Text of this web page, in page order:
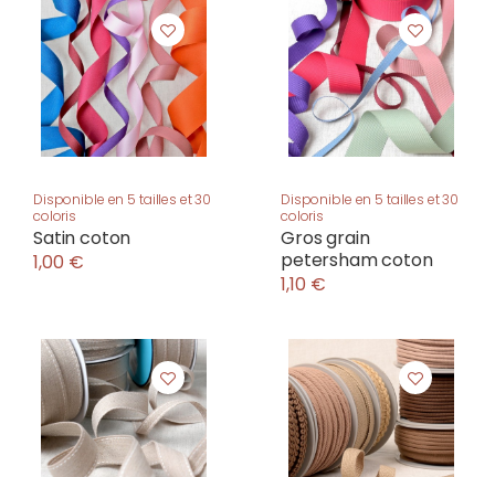
Disponible en 5 tailles et 30
coloris
Satin coton
1,00 €
Disponible en 5 tailles et 30
coloris
Gros grain
petersham coton
1,10 €